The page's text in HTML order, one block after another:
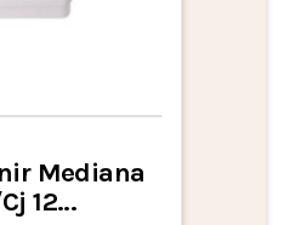
Mediana
12...